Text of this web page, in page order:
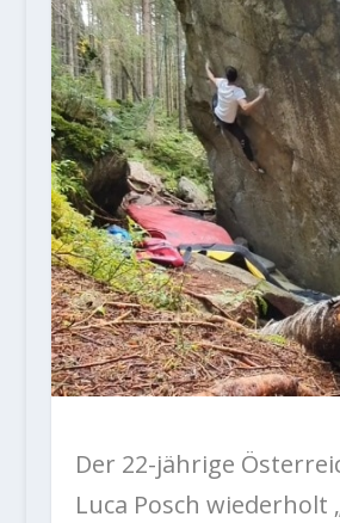
Der 22-jährige
Luca Posch wiederholt